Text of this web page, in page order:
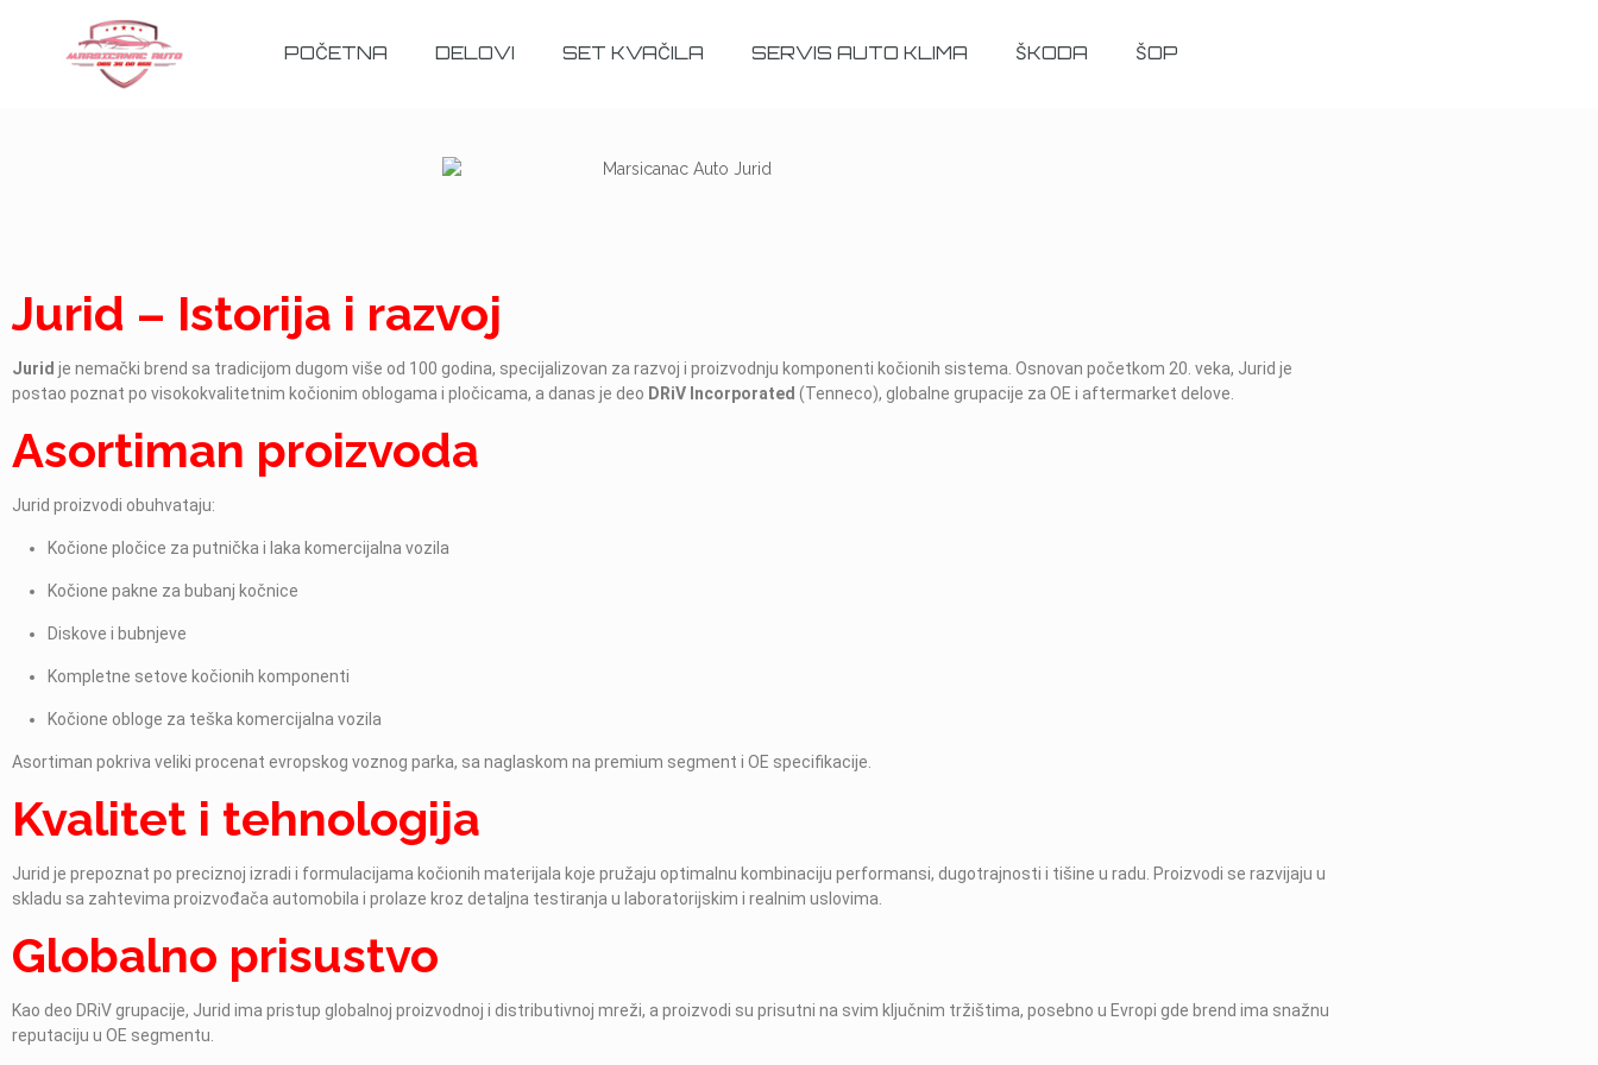
POČETNA DELOVI SET KVAČILA SERVIS AUTO KLIMA ŠKODA ŠOP
Jurid – Istorija i razvoj
Jurid je nemački brend sa tradicijom dugom više od 100 godina, specijalizovan za razvoj i proizvodnju komponenti kočionih sistema. Osnovan početkom 20. veka, Jurid je
postao poznat po visokokvalitetnim kočionim oblogama i pločicama, a danas je deo DRiV Incorporated (Tenneco), globalne grupacije za OE i aftermarket delove.
Asortiman proizvoda
Jurid proizvodi obuhvataju:
Kočione pločice za putnička i laka komercijalna vozila
Kočione pakne za bubanj kočnice
Diskove i bubnjeve
Kompletne setove kočionih komponenti
Kočione obloge za teška komercijalna vozila
Asortiman pokriva veliki procenat evropskog voznog parka, sa naglaskom na premium segment i OE specifikacije.
Kvalitet i tehnologija
Jurid je prepoznat po preciznoj izradi i formulacijama kočionih materijala koje pružaju optimalnu kombinaciju performansi, dugotrajnosti i tišine u radu. Proizvodi se razvijaju u
skladu sa zahtevima proizvođača automobila i prolaze kroz detaljna testiranja u laboratorijskim i realnim uslovima.
Globalno prisustvo
Kao deo DRiV grupacije, Jurid ima pristup globalnoj proizvodnoj i distributivnoj mreži, a proizvodi su prisutni na svim ključnim tržištima, posebno u Evropi gde brend ima snažnu
reputaciju u OE segmentu.